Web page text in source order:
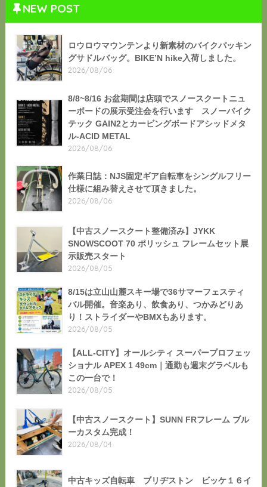
NEW POST
ロウロウマウンテンより新素材のバイクパッキン
グサドルバッグ。BIKE’N hike入荷しました。
2026/08/06
8/8~8/16 お盆期間は店頭でスノースクートニュ
ーボードの展示受注会を行います スノーバイク
テック GAIN2とカービングボードアシッドメタ
ル-ACID METAL
2026/08/06
作業日誌：NJS固定ギア自転車をシングルフリー
仕様に組み替えさせて頂きました。
2026/08/06
【中古スノースクート整備済み】JYKK
SNOWSCOOT 70 ポリッシュ フレームセット展
示販売スタート
2026/08/05
8/15は立山山麓スキー場で36サマーフェスティ
バル開催。音楽あり、飲食あり、つかみどりあ
り！ストライダーやBMXもあります。
2026/08/05
【ALL-CITY】オールシティ スーパープロフェッ
ショナル APEX 1 49cm｜通勤も週末グラベルも
この一台で！
2026/08/05
【中古スノースクート】SUNN FRフレーム ブル
ーカスタム完成！
2026/08/04
中古キッズ自転車 ブリヂストン ビッケ１６イ